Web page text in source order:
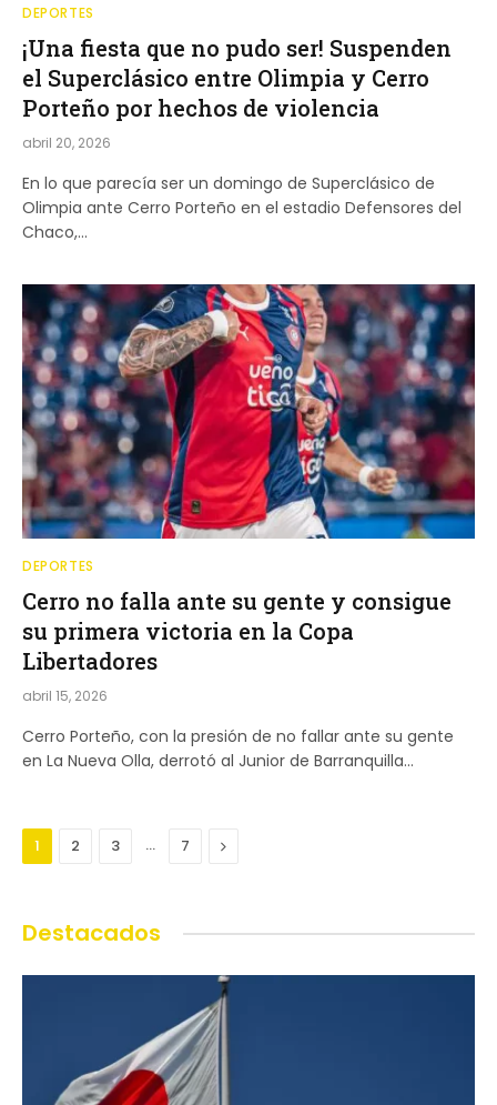
DEPORTES
¡Una fiesta que no pudo ser! Suspenden
el Superclásico entre Olimpia y Cerro
Porteño por hechos de violencia
abril 20, 2026
En lo que parecía ser un domingo de Superclásico de
Olimpia ante Cerro Porteño en el estadio Defensores del
Chaco,…
DEPORTES
Cerro no falla ante su gente y consigue
su primera victoria en la Copa
Libertadores
abril 15, 2026
Cerro Porteño, con la presión de no fallar ante su gente
en La Nueva Olla, derrotó al Junior de Barranquilla…
1 2 3 … 7 Next
Destacados